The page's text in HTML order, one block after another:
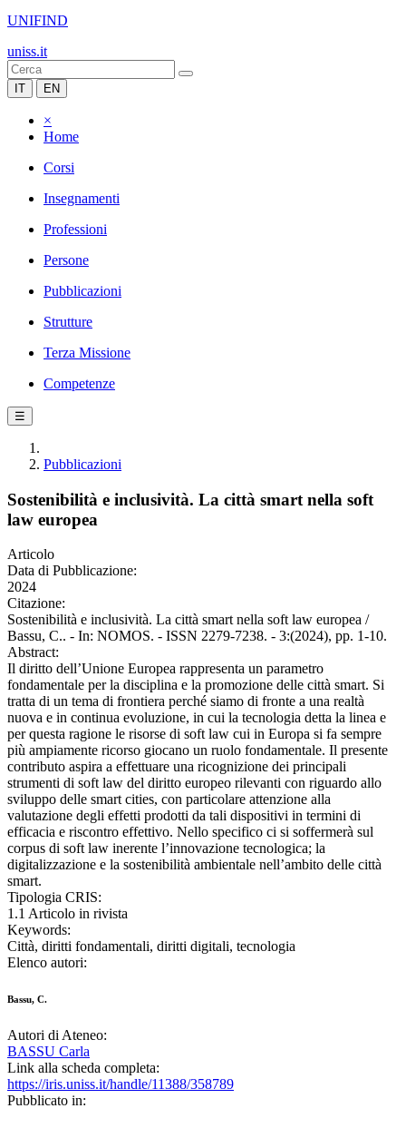
UNIFIND
uniss.it
IT EN
×
Home
Corsi
Insegnamenti
Professioni
Persone
Pubblicazioni
Strutture
Terza Missione
Competenze
☰
Pubblicazioni
Sostenibilità e inclusività. La città smart nella soft
law europea
Articolo
Data di Pubblicazione:
2024
Citazione:
Sostenibilità e inclusività. La città smart nella soft law europea /
Bassu, C.. - In: NOMOS. - ISSN 2279-7238. - 3:(2024), pp. 1-10.
Abstract:
Il diritto dell’Unione Europea rappresenta un parametro
fondamentale per la disciplina e la promozione delle città smart. Si
tratta di un tema di frontiera perché siamo di fronte a una realtà
nuova e in continua evoluzione, in cui la tecnologia detta la linea e
per questa ragione le risorse di soft law cui in Europa si fa sempre
più ampiamente ricorso giocano un ruolo fondamentale. Il presente
contributo aspira a effettuare una ricognizione dei principali
strumenti di soft law del diritto europeo rilevanti con riguardo allo
sviluppo delle smart cities, con particolare attenzione alla
valutazione degli effetti prodotti da tali dispositivi in termini di
efficacia e riscontro effettivo. Nello specifico ci si soffermerà sul
corpus di soft law inerente l’innovazione tecnologica; la
digitalizzazione e la sostenibilità ambientale nell’ambito delle città
smart.
Tipologia CRIS:
1.1 Articolo in rivista
Keywords:
Città, diritti fondamentali, diritti digitali, tecnologia
Elenco autori:
Bassu, C.
Autori di Ateneo:
BASSU Carla
Link alla scheda completa:
https://iris.uniss.it/handle/11388/358789
Pubblicato in: